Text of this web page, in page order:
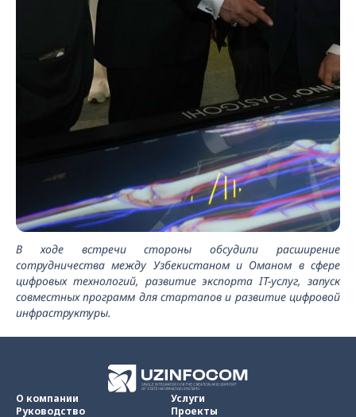
В ходе встречи стороны обсудили расширение
сотрудничества между Узбекистаном и Оманом в сфере
цифровых технологий, развитие экспорта IT-услуг, запуск
совместных программ для стартапов и развитие цифровой
инфраструктуры.
О компании
Руководство
Услуги
Проекты